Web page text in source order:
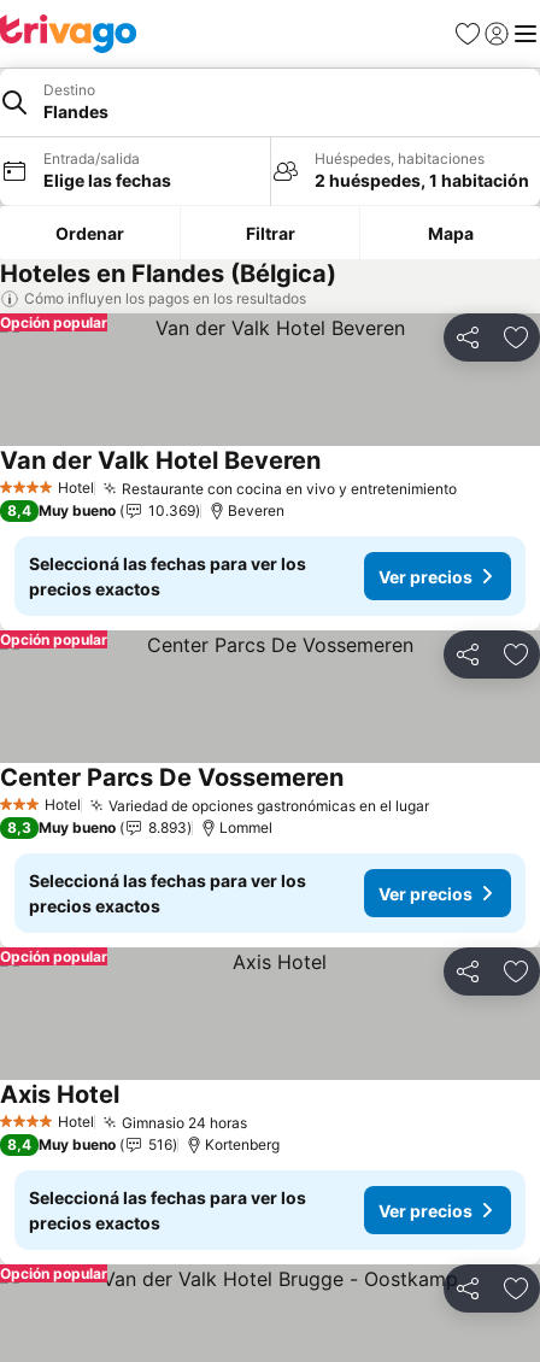
Favoritos
Iniciar
Destino
Flandes
Entrada/salida
Elige las fechas
Huéspedes, habitaciones
2 huéspedes, 1 habitación
Ordenar Filtrar Mapa
Hoteles en Flandes (Bélgica)
Cómo influyen los pagos en los resultados
Compartir
Opción popular
4 EstrellasHotel Restaurante con cocina en vivo y entretenimientoVer
Van der Valk Hotel BeverenVer precios
8,4 Muy bueno 10.369 Beveren
Seleccioná las fechas para ver los
precios exactos
Ver precios
Compartir
Opción popular
3 Estrellas
Hotel Variedad de opciones gastronómicas en el lugarVer precios
Center Parcs De VossemerenVer precios
8,3 Muy bueno 8.893 Lommel
Seleccioná las fechas para ver los
precios exactos
Ver precios
Compartir
Opción popular
4 EstrellasHotel Gimnasio 24 horasVer precios
Axis HotelVer precios
8,4 Muy bueno 516 Kortenberg
Seleccioná las fechas para ver los
precios exactos
Ver precios
Compartir
Opción popular